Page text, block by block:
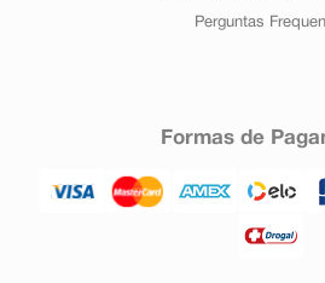
Perguntas
Formas de